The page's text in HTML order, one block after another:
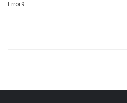
Error9